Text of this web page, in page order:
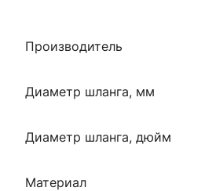
Производитель
Диаметр шланга, мм
Диаметр шланга, дюйм
Материал